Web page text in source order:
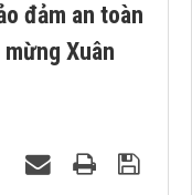
đảm an toàn
Xuân